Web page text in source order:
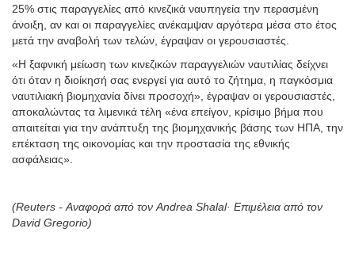
25% στις παραγγελίες από κινεζικά ναυπηγεία την περασμένη
άνοιξη, αν και οι παραγγελίες ανέκαμψαν αργότερα μέσα στο έτος
μετά την αναβολή των τελών, έγραψαν οι γερουσιαστές.
«Η ξαφνική μείωση των κινεζικών παραγγελιών ναυτιλίας δείχνει
ότι όταν η διοίκησή σας ενεργεί για αυτό το ζήτημα, η παγκόσμια
ναυτιλιακή βιομηχανία δίνει προσοχή», έγραψαν οι γερουσιαστές,
αποκαλώντας τα λιμενικά τέλη «ένα επείγον, κρίσιμο βήμα που
απαιτείται για την ανάπτυξη της βιομηχανικής βάσης των ΗΠΑ, την
επέκταση της οικονομίας και την προστασία της εθνικής
ασφάλειας».
(Reuters - Αναφορά από τον Andrea Shalal· Επιμέλεια από τον
David Gregorio)